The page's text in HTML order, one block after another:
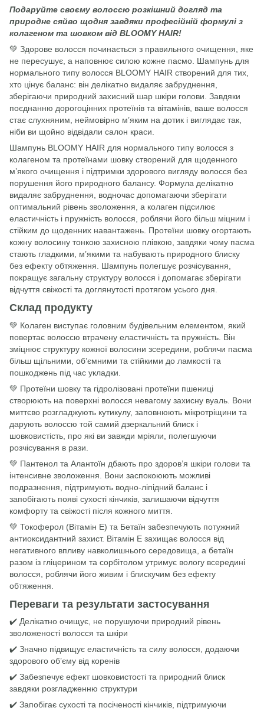
Подаруйте своєму волоссю розкішний догляд та
природне сяйво щодня завдяки професійній формулі з
колагеном та шовком від BLOOMY HAIR!
💚 Здорове волосся починається з правильного очищення, яке
не пересушує, а наповнює силою кожне пасмо. Шампунь для
нормального типу волосся BLOOMY HAIR створений для тих,
хто цінує баланс: він делікатно видаляє забруднення,
зберігаючи природний захисний шар шкіри голови. Завдяки
поєднанню дорогоцінних протеїнів та вітамінів, ваше волосся
стає слухняним, неймовірно м’яким на дотик і виглядає так,
ніби ви щойно відвідали салон краси.
Шампунь BLOOMY HAIR для нормального типу волосся з
колагеном та протеїнами шовку створений для щоденного
м’якого очищення і підтримки здорового вигляду волосся без
порушення його природного балансу. Формула делікатно
видаляє забруднення, водночас допомагаючи зберігати
оптимальний рівень зволоження, а колаген підсилює
еластичність і пружність волосся, роблячи його більш міцним і
стійким до щоденних навантажень. Протеїни шовку огортають
кожну волосину тонкою захисною плівкою, завдяки чому пасма
стають гладкими, м’якими та набувають природного блиску
без ефекту обтяження. Шампунь полегшує розчісування,
покращує загальну структуру волосся і допомагає зберігати
відчуття свіжості та доглянутості протягом усього дня.
Склад продукту
💚 Колаген виступає головним будівельним елементом, який
повертає волоссю втрачену еластичність та пружність. Він
зміцнює структуру кожної волосини зсередини, роблячи пасма
більш щільними, об’ємними та стійкими до ламкості та
пошкоджень під час укладки.
💚 Протеїни шовку та гідролізовані протеїни пшениці
створюють на поверхні волосся невагому захисну вуаль. Вони
миттєво розгладжують кутикулу, заповнюють мікротріщини та
дарують волоссю той самий дзеркальний блиск і
шовковистість, про які ви завжди мріяли, полегшуючи
розчісування в рази.
💚 Пантенол та Алантоїн дбають про здоров’я шкіри голови та
інтенсивне зволоження. Вони заспокоюють можливі
подразнення, підтримують водно-ліпідний баланс і
запобігають появі сухості кінчиків, залишаючи відчуття
комфорту та свіжості після кожного миття.
💚 Токоферол (Вітамін Е) та Бетаїн забезпечують потужний
антиоксидантний захист. Вітамін Е захищає волосся від
негативного впливу навколишнього середовища, а бетаїн
разом із гліцерином та сорбітолом утримує вологу всередині
волосся, роблячи його живим і блискучим без ефекту
обтяження.
Переваги та результати застосування
✔️ Делікатно очищує, не порушуючи природний рівень
зволоженості волосся та шкіри
✔️ Значно підвищує еластичність та силу волосся, додаючи
здорового об’єму від коренів
✔️ Забезпечує ефект шовковистості та природний блиск
завдяки розгладженню структури
✔️ Запобігає сухості та посіченості кінчиків, підтримуючи